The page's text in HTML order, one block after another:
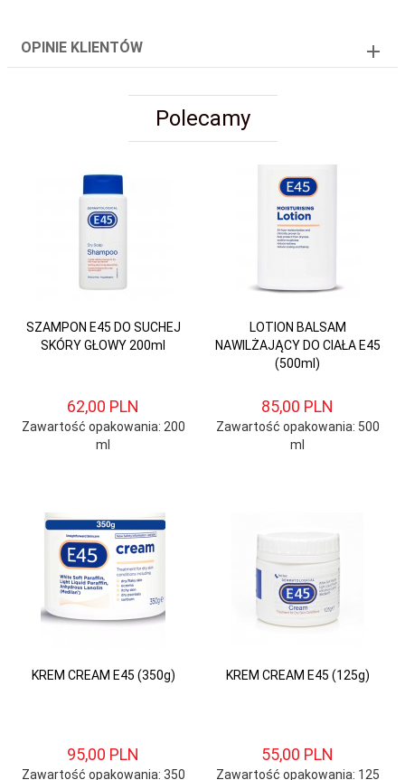
OPINIE KLIENTÓW
Polecamy
SZAMPON E45 DO SUCHEJ
SKÓRY GŁOWY 200ml
62,00 PLN
Zawartość opakowania: 200
ml
LOTION BALSAM
NAWILŻAJĄCY DO CIAŁA E45
(500ml)
85,00 PLN
Zawartość opakowania: 500
ml
KREM CREAM E45 (350g)
95,00 PLN
Zawartość opakowania: 350
KREM CREAM E45 (125g)
55,00 PLN
Zawartość opakowania: 125